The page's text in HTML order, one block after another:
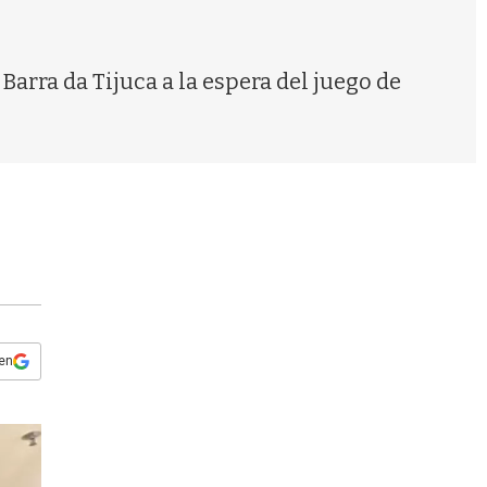
da Tijuca a la espera del juego de